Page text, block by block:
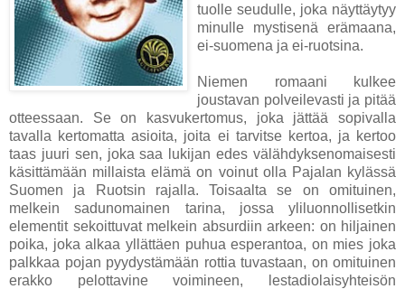
tuolle seudulle, joka näyttäytyy
minulle mystisenä erämaana,
ei-suomena ja ei-ruotsina.
Niemen romaani kulkee
joustavan polveilevasti ja pitää
otteessaan. Se on kasvukertomus, joka jättää sopivalla
tavalla kertomatta asioita, joita ei tarvitse kertoa, ja kertoo
taas juuri sen, joka saa lukijan edes välähdyksenomaisesti
käsittämään millaista elämä on voinut olla Pajalan kylässä
Suomen ja Ruotsin rajalla. Toisaalta se on omituinen,
melkein sadunomainen tarina, jossa yliluonnollisetkin
elementit sekoittuvat melkein absurdiin arkeen: on hiljainen
poika, joka alkaa yllättäen puhua esperantoa, on mies joka
palkkaa pojan pyydystämään rottia tuvastaan, on omituinen
erakko pelottavine voimineen, lestadiolaisyhteisön